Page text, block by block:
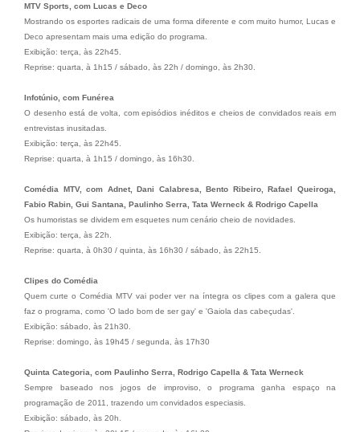
MTV Sports, com Lucas e Deco
Mostrando os esportes radicais de uma forma diferente e com muito humor, Lucas e
Deco apresentam mais uma edição do programa.
Exibição: terça, às 22h45.
Reprise: quarta, à 1h15 / sábado, às 22h / domingo, às 2h30.
Infotúnio, com Funérea
O desenho está de volta, com episódios inéditos e cheios de convidados reais em
entrevistas inusitadas.
Exibição: terça, às 22h45.
Reprise: quarta, à 1h15 / domingo, às 16h30.
Comédia MTV, com Adnet, Dani Calabresa, Bento Ribeiro, Rafael Queiroga,
Fabio Rabin, Gui Santana, Paulinho Serra, Tata Werneck & Rodrigo Capella
Os humoristas se dividem em esquetes num cenário cheio de novidades.
Exibição: terça, às 22h.
Reprise: quarta, à 0h30 / quinta, às 16h30 / sábado, às 22h15.
Clipes do Comédia
Quem curte o Comédia MTV vai poder ver na íntegra os clipes com a galera que
faz o programa, como 'O lado bom de ser gay' e 'Gaiola das cabeçudas'.
Exibição: sábado, às 21h30.
Reprise: domingo, às 19h45 / segunda, às 17h30
Quinta Categoria, com Paulinho Serra, Rodrigo Capella & Tata Werneck
Sempre baseado nos jogos de improviso, o programa ganha espaço na
programação de 2011, trazendo um convidados especiasis.
Exibição: sábado, às 20h.